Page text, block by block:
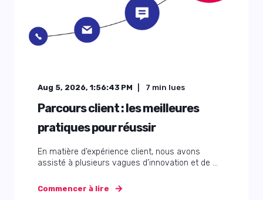
Aug 5, 2026, 1:56:43 PM 7 min lues
Parcours client : les meilleures
pratiques pour réussir
En matière d’expérience client, nous avons
assisté à plusieurs vagues d’innovation et de ...
Commencer à lire